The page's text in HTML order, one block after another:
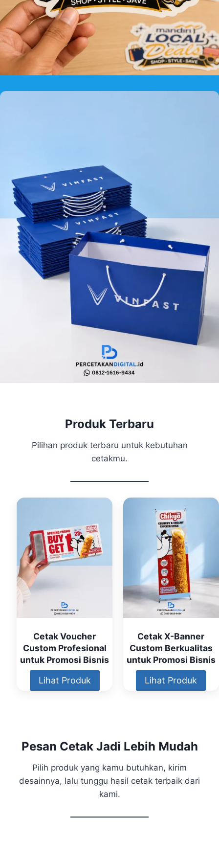
Produk Terbaru
Pilihan produk terbaru untuk kebutuhan
cetakmu.
Cetak Voucher
Custom Profesional
untuk Promosi Bisnis
Lihat Produk
Cetak X-Banner
Custom Berkualitas
untuk Promosi Bisnis
Lihat Produk
Pesan Cetak Jadi Lebih Mudah
Pilih produk yang kamu butuhkan, kirim
desainnya, lalu tunggu hasil cetak terbaik dari
kami.